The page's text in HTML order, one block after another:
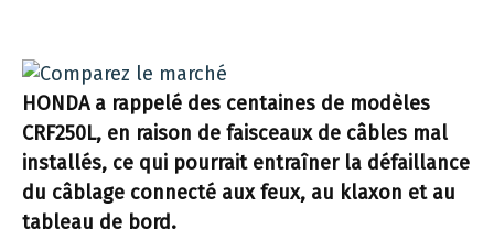
HONDA a rappelé des centaines de modèles
CRF250L, en raison de faisceaux de câbles mal
installés, ce qui pourrait entraîner la défaillance
du câblage connecté aux feux, au klaxon et au
tableau de bord.